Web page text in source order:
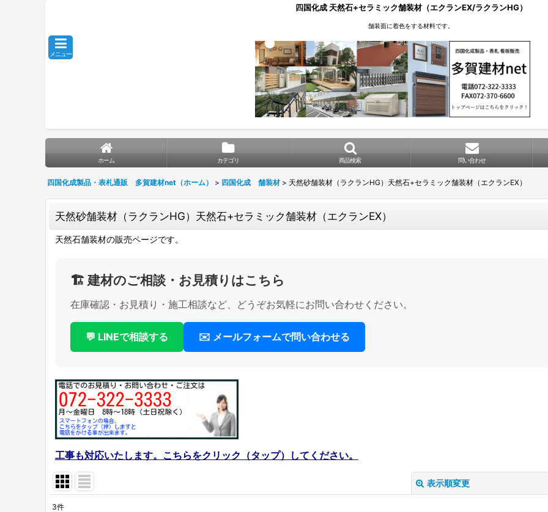
四国化成 天然石+セラミック舗装材（エクランEX/ラクランHG）
舗装面に着色をする材料です。
メニュー
ホーム カテゴリ 商品検索 問い合わせ
四国化成製品・表札通販 多賀建材net（ホーム） > 四国化成 舗装材 > 天然砂舗装材（ラクランHG）天然石+セラミック舗装材（エクランEX）
天然砂舗装材（ラクランHG）天然石+セラミック舗装材（エクランEX）
天然石舗装材の販売ページです。
🏗️ 建材のご相談・お見積りはこちら
在庫確認・お見積り・施工相談など、どうぞお気軽にお問い合わせください。
💬 LINEで相談する ✉️ メールフォームで問い合わせる
工事も対応いたします。こちらをクリック（タップ）してください。
表示順変更
3件